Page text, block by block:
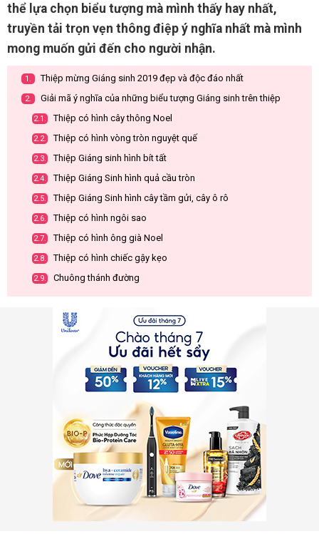
thể lựa chọn biểu tượng mà mình thấy hay nhất,
truyền tải trọn vẹn thông điệp ý nghĩa nhất mà mình
mong muốn gửi đến cho người nhận.
1. Thiệp mừng Giáng sinh 2019 đẹp và độc đáo nhất
2. Giải mã ý nghĩa của những biểu tượng Giáng sinh trên thiệp
2.1. Thiệp có hình cây thông Noel
2.2. Thiệp có hình vòng tròn nguyệt quế
2.3. Thiệp Giáng sinh hình bít tất
2.4. Thiệp Giáng Sinh hình quả cầu tròn
2.5. Thiệp Giáng Sinh hình cây tầm gửi, cây ô rô
2.6. Thiệp có hình ngôi sao
2.7. Thiệp có hình ông già Noel
2.8. Thiệp có hình chiếc gậy kẹo
2.9. Chuông thánh đường